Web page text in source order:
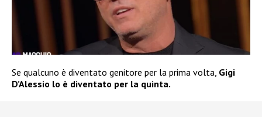
Se qualcuno è diventato genitore per la prima volta, Gigi
D’Alessio lo è diventato per la quinta.